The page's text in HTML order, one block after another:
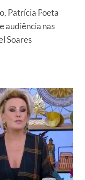
Patrícia Poeta
audiência nas
Soares